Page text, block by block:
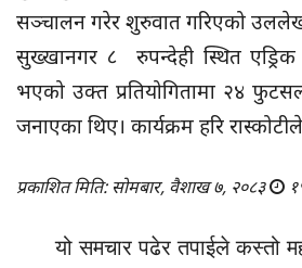
सञ्चालन गरेर शुरुवात गरिएको
सुख्खानगर ८ रुपन्देही स्थित
भएको उक्त प्रतियोगितामा २४
जनाएका थिए। कार्यक्रम हरि
प्रकाशित मिति: सोमबार, वैशाख ७, २०८३
यो समचार पढेर तपाईले कस्तो